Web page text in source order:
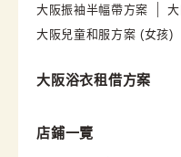
大阪振袖半幅帶方案
大阪兒童和服方案 (女孩)
大阪浴衣租借方案
店鋪一覽